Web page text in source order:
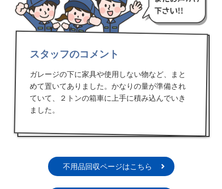
スタッフのコメント
ガレージの下に家具や使用しない物など、まと
めて置いてありました。かなりの量が準備され
ていて、２トンの箱車に上手に積み込んでいき
ました。
不用品回収ページはこちら